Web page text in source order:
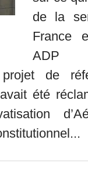
de la
France
ADP
de
été